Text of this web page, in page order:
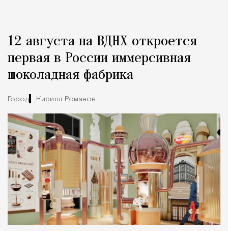
Город
12 августа на ВДНХ откроется
первая в России иммерсивная
шоколадная фабрика
Город Кирилл Романов